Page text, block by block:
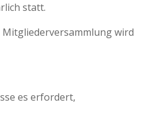
statt.
wird
es erfordert,